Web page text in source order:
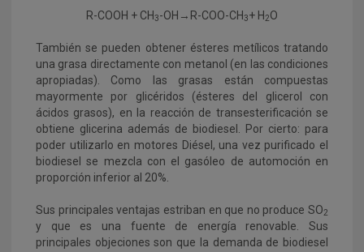
R-COOH + CH3-OH→R-COO-CH3+ H2O
También se pueden obtener ésteres metílicos tratando
una grasa directamente con metanol (en las condiciones
apropiadas). Como las grasas están compuestas
mayormente por glicéridos (ésteres del glicerol con
ácidos grasos), en la reacción de transesterificación se
obtiene glicerina además de biodiesel. Por cierto: para
poder utilizarlo en motores Diésel, una vez purificado el
biodiesel se mezcla con el gasóleo de automoción en
proporción inferior al 20%.
Sus principales ventajas estriban en que no produce SO2
y que es una fuente de energía renovable. Sus
principales objeciones son que la demanda de biodiesel